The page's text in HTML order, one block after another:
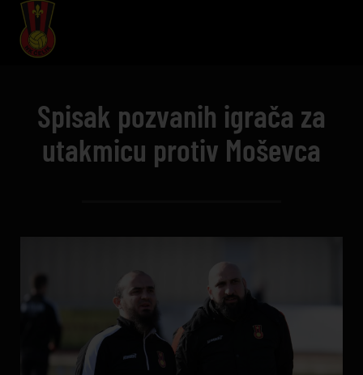
Spisak pozvanih igrača za
utakmicu protiv Moševca